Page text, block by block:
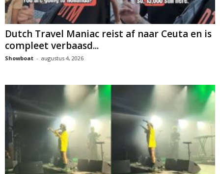
Dutch Travel Maniac reist af naar Ceuta en is
compleet verbaasd...
Showboat - augustus 4, 2026